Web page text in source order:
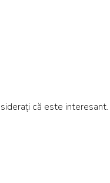
că este interesant.